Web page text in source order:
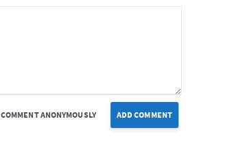
ADD COMMENT
COMMENT ANONYMOUSLY